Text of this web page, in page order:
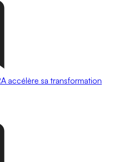
accélère sa transformation